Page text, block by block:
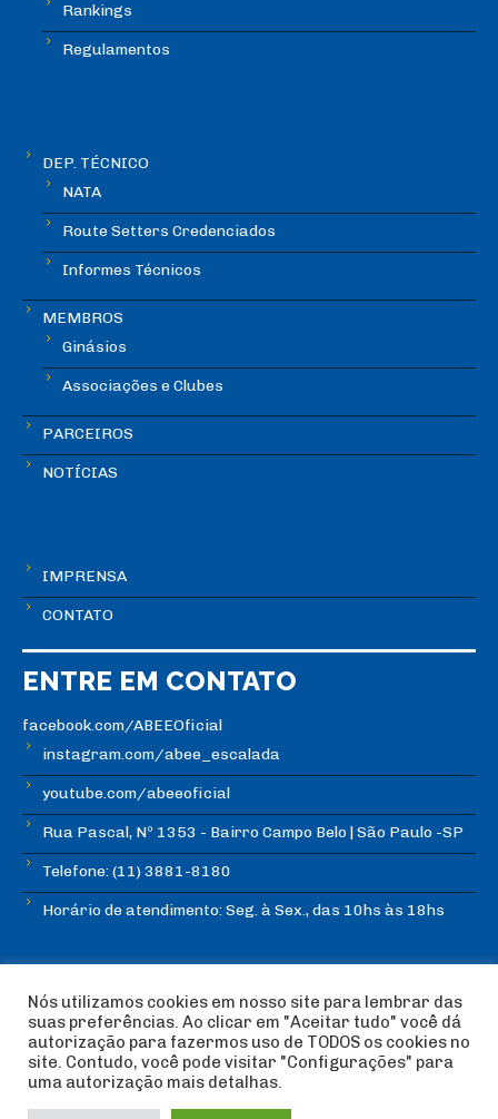
Rankings
Regulamentos
DEP. TÉCNICO
NATA
Route Setters Credenciados
Informes Técnicos
MEMBROS
Ginásios
Associações e Clubes
PARCEIROS
NOTÍCIAS
IMPRENSA
CONTATO
ENTRE EM CONTATO
facebook.com/ABEEOficial
instagram.com/abee_escalada
youtube.com/abeeoficial
Rua Pascal, Nº 1353 - Bairro Campo Belo | São Paulo -SP
Telefone: (11) 3881-8180
Horário de atendimento: Seg. à Sex., das 10hs às 18hs
© Copyright ABEE | Associação Brasileira de Escalada
Esportiva 2018 | Design:
Imagética Design
Nós utilizamos cookies em nosso site para lembrar das
suas preferências. Ao clicar em "Aceitar tudo" você dá
autorização para fazermos uso de TODOS os cookies no
site. Contudo, você pode visitar "Configurações" para
uma autorização mais detalhas.